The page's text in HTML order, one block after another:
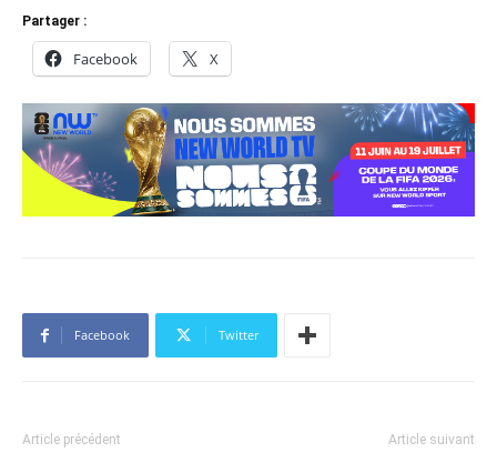
Partager :
Facebook X
Facebook Twitter
Article précédent Article suivant